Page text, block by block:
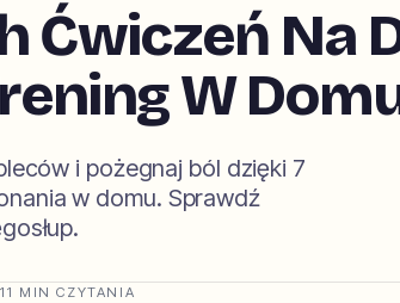
Ćwiczeń Na
W
i pożegnaj ból dzięki 7
w domu. Sprawdź
11 MIN CZYTANIA